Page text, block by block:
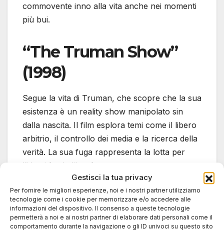
Gestisci la tua privacy
Per fornire le migliori esperienze, noi e i nostri partner utilizziamo
tecnologie come i cookie per memorizzare e/o accedere alle
informazioni del dispositivo. Il consenso a queste tecnologie
permetterà a noi e ai nostri partner di elaborare dati personali come il
comportamento durante la navigazione o gli ID univoci su questo sito
commovente inno alla vita anche nei momenti
più bui.
“The Truman Show”
(1998)
Segue la vita di Truman, che scopre che la sua
esistenza è un reality show manipolato sin
dalla nascita. Il film esplora temi come il libero
arbitrio, il controllo dei media e la ricerca della
verità. La sua fuga rappresenta la lotta per
l’identità e la libertà.
Inception (2010)
Christopher Nolan firma un capolavoro della